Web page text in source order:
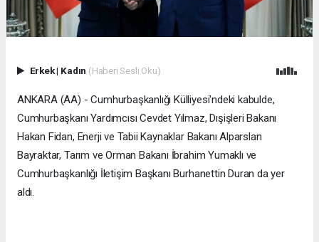
Erkek| Kadın (Haberi Sesli Oku)
ANKARA (AA) - Cumhurbaşkanlığı Külliyesi'ndeki kabulde,
Cumhurbaşkanı Yardımcısı Cevdet Yılmaz, Dışişleri Bakanı
Hakan Fidan, Enerji ve Tabii Kaynaklar Bakanı Alparslan
Bayraktar, Tarım ve Orman Bakanı İbrahim Yumaklı ve
Cumhurbaşkanlığı İletişim Başkanı Burhanettin Duran da yer
aldı.